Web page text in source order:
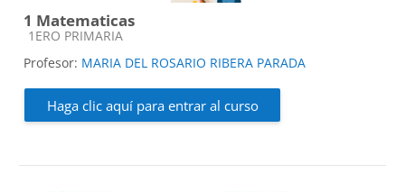
1 Matematicas
Categoría de cursos
1ERO PRIMARIA
Profesor: MARIA DEL ROSARIO RIBERA PARADA
Haga clic aquí para entrar al curso